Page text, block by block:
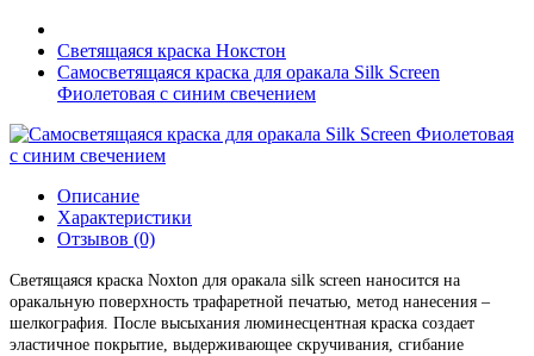
Светящаяся краска Нокстон
Самосветящаяся краска для оракала Silk Screen
Фиолетовая с синим свечением
Описание
Характеристики
Отзывов (0)
Светящаяся краска Noxton для оракала silk screen наносится на
оракальную поверхность трафаретной печатью, метод нанесения –
шелкография. После высыхания люминесцентная краска создает
эластичное покрытие, выдерживающее скручивания, сгибание